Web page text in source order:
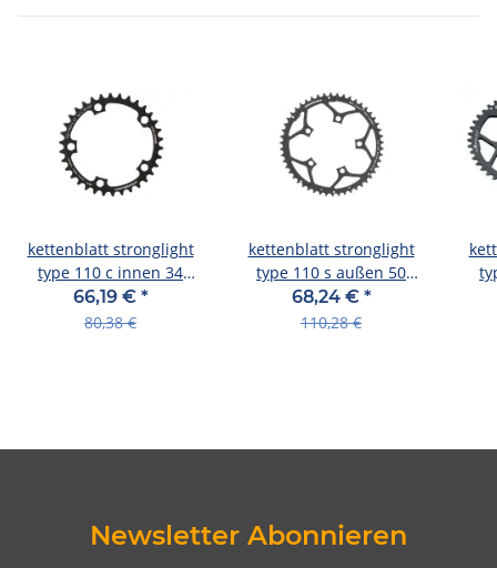
kettenblatt stronglight
type 110 c innen 34
zähne, schwarz, ct², 10-
fach
66,19 € *
80,38 €
kettenblatt stronglight
type 110 s außen 50
zähne,schwarz, 10/11-
fach
68,24 € *
110,28 €
Newsletter Abonnieren